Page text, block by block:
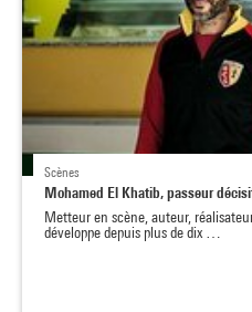
Scènes
Mohamed El Khatib, passeur
Metteur en scène, auteur,
développe depuis plus de dix …